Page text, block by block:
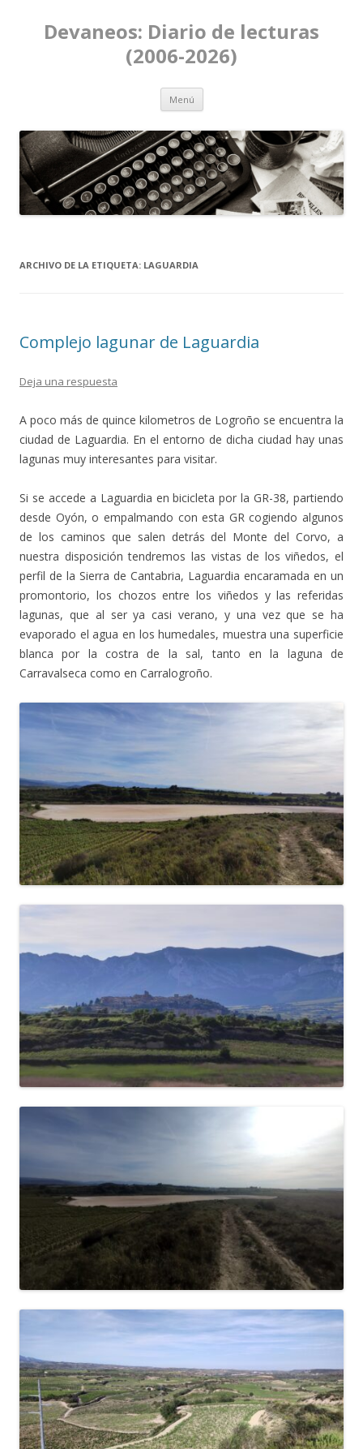
Devaneos: Diario de lecturas
(2006-2026)
Menú Ir al contenido
ARCHIVO DE LA ETIQUETA: LAGUARDIA
Complejo lagunar de Laguardia
Deja una respuesta
A poco más de quince kilometros de Logroño se encuentra la
ciudad de Laguardia. En el entorno de dicha ciudad hay unas
lagunas muy interesantes para visitar.
Si se accede a Laguardia en bicicleta por la GR-38, partiendo
desde Oyón, o empalmando con esta GR cogiendo algunos
de los caminos que salen detrás del Monte del Corvo, a
nuestra disposición tendremos las vistas de los viñedos, el
perfil de la Sierra de Cantabria, Laguardia encaramada en un
promontorio, los chozos entre los viñedos y las referidas
lagunas, que al ser ya casi verano, y una vez que se ha
evaporado el agua en los humedales, muestra una superficie
blanca por la costra de la sal, tanto en la laguna de
Carravalseca como en Carralogroño.